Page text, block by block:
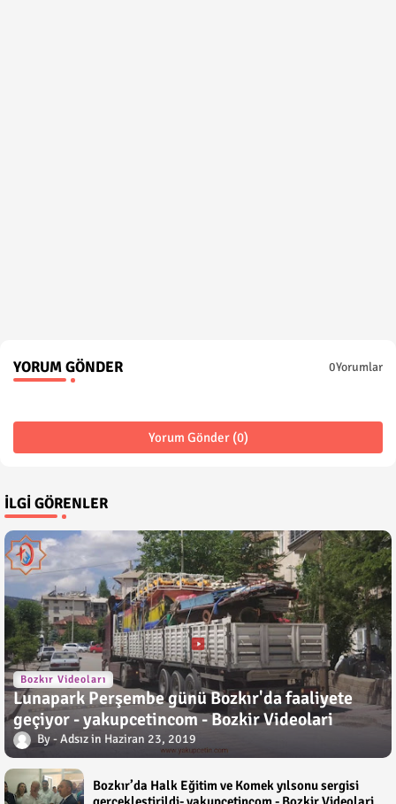
YORUM GÖNDER 0Yorumlar
Yorum Gönder (0)
İLGI GÖRENLER
Bozkır Videoları
Lunapark Perşembe günü Bozkır'da faaliyete
geçiyor - yakupcetincom - Bozkir Videolari
Adsız Haziran 23, 2019
Bozkır’da Halk Eğitim ve Komek yılsonu sergisi